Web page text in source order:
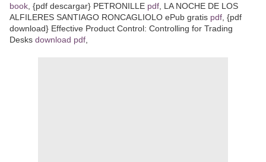
book , {pdf descargar} PETRONILLE pdf , LA NOCHE DE LOS
ALFILERES SANTIAGO RONCAGLIOLO ePub gratis pdf , {pdf
download} Effective Product Control: Controlling for Trading
Desks download pdf